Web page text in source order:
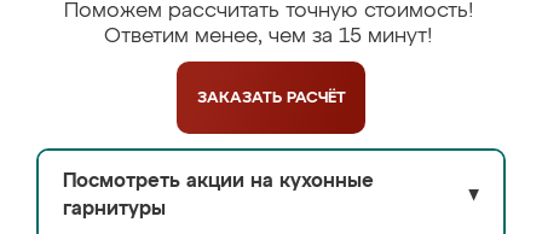
Поможем рассчитать точную стоимость!
Ответим менее, чем за 15 минут!
ЗАКАЗАТЬ РАСЧЁТ
Посмотреть акции на кухонные
гарнитуры
▼